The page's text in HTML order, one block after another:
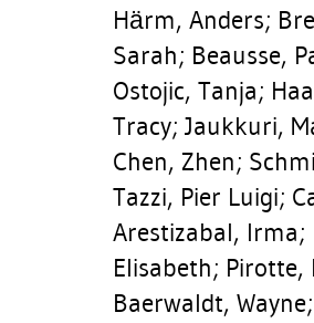
Härm, Anders;
Sarah; Beausse,
Ostojic, Tanja;
Tracy; Jaukkuri,
Chen, Zhen;
Tazzi, Pier Luigi;
Arestizabal, Irma;
Elisabeth; Pirotte,
Baerwaldt, Wayne